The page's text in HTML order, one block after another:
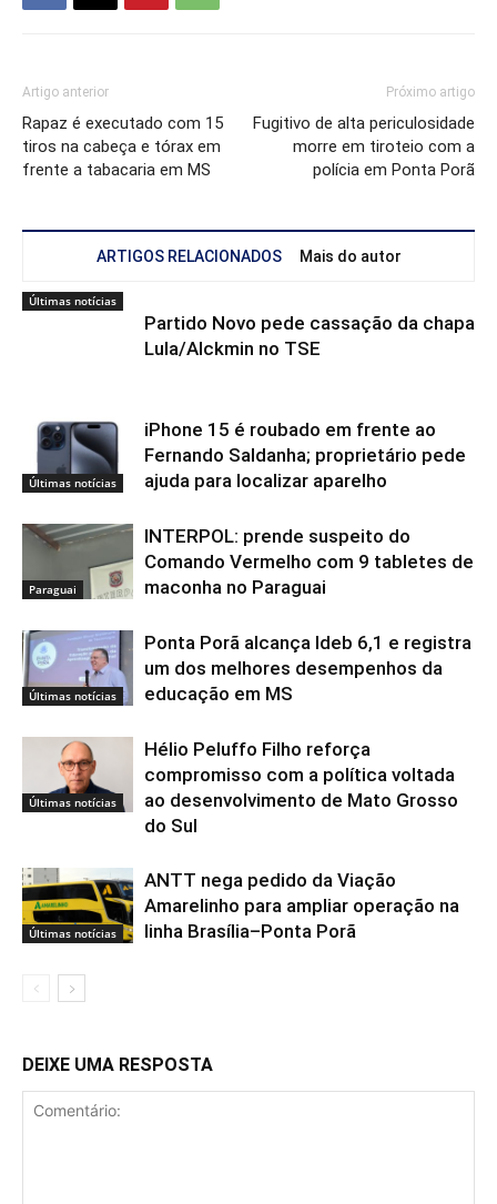
Artigo anterior
Rapaz é executado com 15
tiros na cabeça e tórax em
frente a tabacaria em MS
Próximo artigo
Fugitivo de alta periculosidade
morre em tiroteio com a
polícia em Ponta Porã
ARTIGOS RELACIONADOS Mais do autor
Últimas notícias
Partido Novo pede cassação da chapa
Lula/Alckmin no TSE
Últimas notícias
iPhone 15 é roubado em frente ao
Fernando Saldanha; proprietário pede
ajuda para localizar aparelho
Paraguai
INTERPOL: prende suspeito do
Comando Vermelho com 9 tabletes de
maconha no Paraguai
Últimas notícias
Ponta Porã alcança Ideb 6,1 e registra
um dos melhores desempenhos da
educação em MS
Últimas notícias
Hélio Peluffo Filho reforça
compromisso com a política voltada
ao desenvolvimento de Mato Grosso
do Sul
Últimas notícias
ANTT nega pedido da Viação
Amarelinho para ampliar operação na
linha Brasília–Ponta Porã
DEIXE UMA RESPOSTA